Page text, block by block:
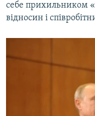
себе прихильником
відносин і